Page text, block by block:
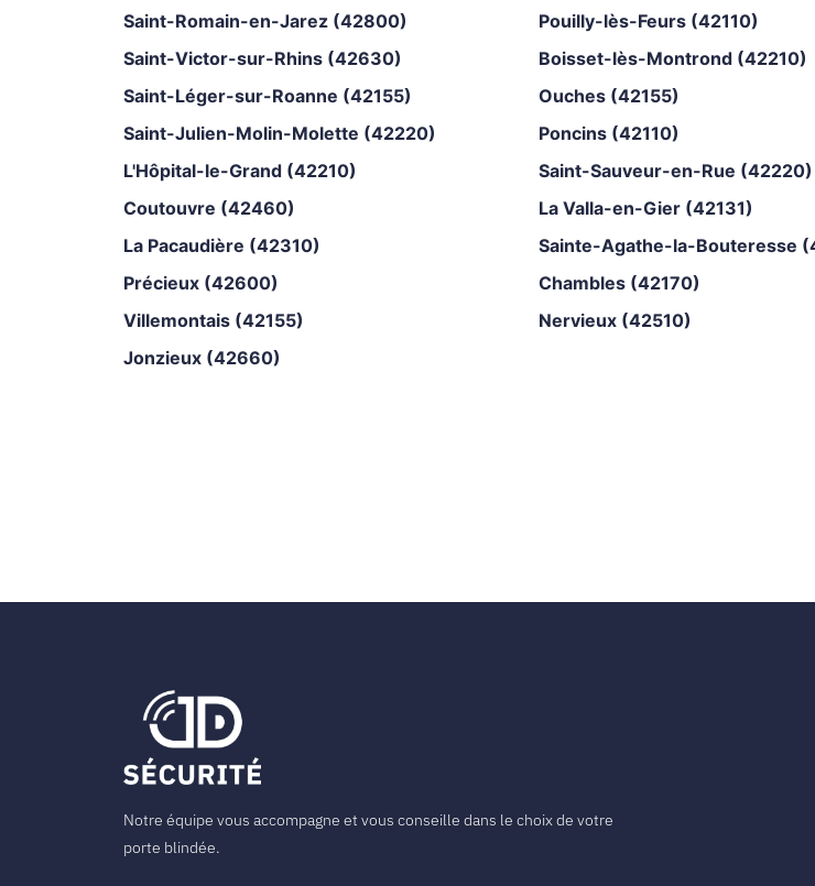
Saint-Romain-en-Jarez (42800)
Pouilly-lès-Feurs (42110)
Saint-Victor-sur-Rhins (42630)
Boisset-lès-Montrond (42210)
Saint-Léger-sur-Roanne (42155)
Ouches (42155)
Saint-Julien-Molin-Molette (42220)
Poncins (42110)
L'Hôpital-le-Grand (42210)
Saint-Sauveur-en-Rue (42220)
Coutouvre (42460)
La Valla-en-Gier (42131)
La Pacaudière (42310)
Sainte-Agathe-la-Bouteresse
Précieux (42600)
Chambles (42170)
Villemontais (42155)
Nervieux (42510)
Jonzieux (42660)
Notre équipe vous accompagne et vous conseille dans le choix de votre
porte blindée.